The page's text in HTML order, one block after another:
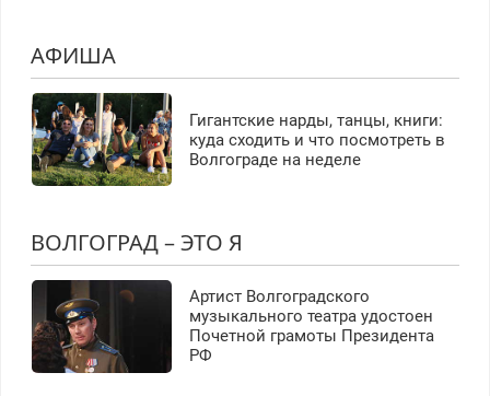
АФИША
Гигантские нарды, танцы, книги:
куда сходить и что посмотреть в
Волгограде на неделе
ВОЛГОГРАД – ЭТО Я
Артист Волгоградского
музыкального театра удостоен
Почетной грамоты Президента
РФ